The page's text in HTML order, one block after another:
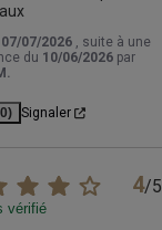
07/07/2026 , suite à une
du 10/06/2026 par
Signaler
4/5
vérifié